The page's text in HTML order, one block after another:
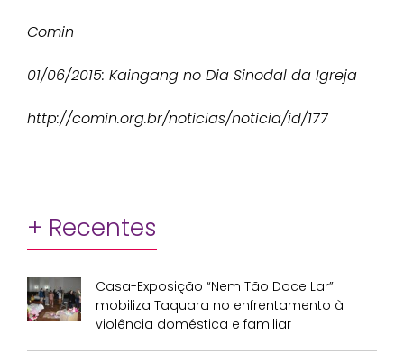
Comin
01/06/2015: Kaingang no Dia Sinodal da Igreja
http://comin.org.br/noticias/noticia/id/177
+ Recentes
Casa-Exposição “Nem Tão Doce Lar”
mobiliza Taquara no enfrentamento à
violência doméstica e familiar